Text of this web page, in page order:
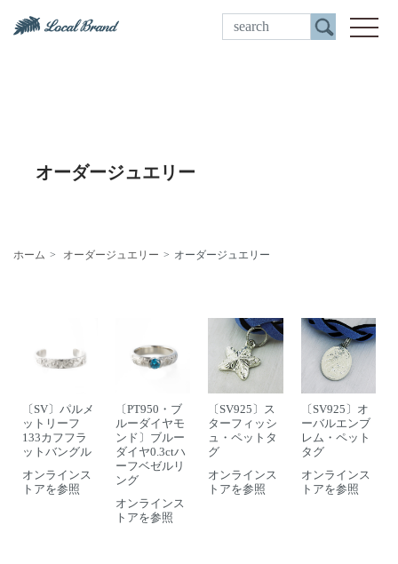
ご来店予約
オーダージュエリー
ホーム オーダージュエリー オーダージュエリー
〔SV〕パルメ
ットリーフ
133カフフラ
ットバングル
オンラインス
トアを参照
〔PT950・ブ
ルーダイヤモ
ンド〕ブルー
ダイヤ0.3ctハ
ーフベゼルリ
ング
オンラインス
トアを参照
〔SV925〕ス
ターフィッシ
ュ・ペットタ
グ
オンラインス
トアを参照
〔SV925〕オ
ーバルエンブ
レム・ペット
タグ
オンラインス
トアを参照